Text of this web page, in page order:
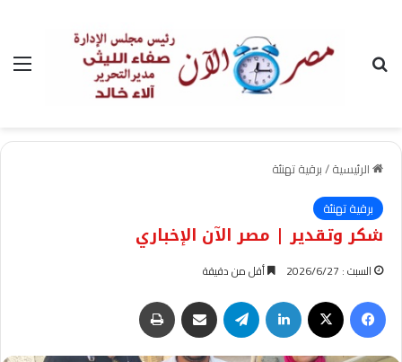
بحث عن
الرئيسية/برقية تهنئة
برقية تهنئة
شكر وتقدير | مصر الآن الإخباري
السبت : 2026/6/27 أقل من دقيقة
فيسبوك لينكدإن تيلقرام مشاركة عبر البريد